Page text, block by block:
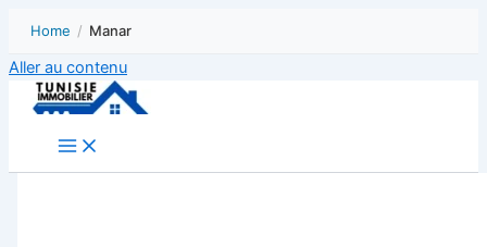
Home / Manar
Aller au contenu